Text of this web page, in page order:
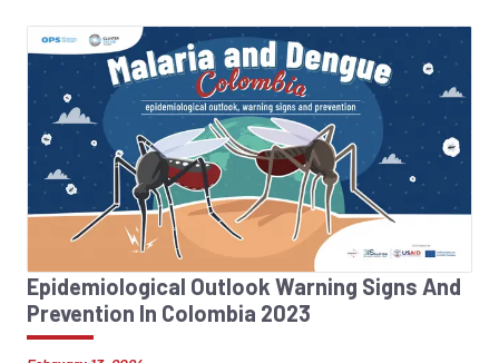
Epidemiological Outlook Warning Signs And
Prevention In Colombia 2023